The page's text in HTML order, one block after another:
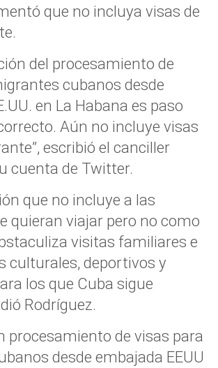
que no incluya visas de
del procesamiento de
cubanos desde
en La Habana es paso
Aún no incluye visas
escribió el canciller
cuenta de Twitter.
que no incluye a las
quieran viajar pero no como
visitas familiares e
culturales, deportivos y
los que Cuba sigue
Rodríguez.
procesamiento de visas para
desde embajada EEUU